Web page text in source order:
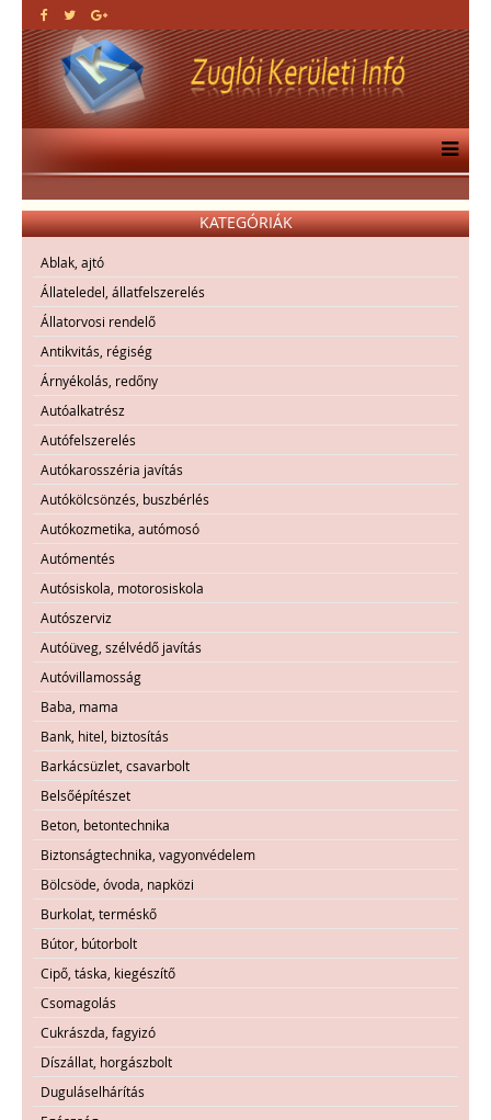
KATEGÓRIÁK
Ablak, ajtó
Állateledel, állatfelszerelés
Állatorvosi rendelő
Antikvitás, régiség
Árnyékolás, redőny
Autóalkatrész
Autófelszerelés
Autókarosszéria javítás
Autókölcsönzés, buszbérlés
Autókozmetika, autómosó
Autómentés
Autósiskola, motorosiskola
Autószerviz
Autóüveg, szélvédő javítás
Autóvillamosság
Baba, mama
Bank, hitel, biztosítás
Barkácsüzlet, csavarbolt
Belsőépítészet
Beton, betontechnika
Biztonságtechnika, vagyonvédelem
Bölcsöde, óvoda, napközi
Burkolat, terméskő
Bútor, bútorbolt
Cipő, táska, kiegészítő
Csomagolás
Cukrászda, fagyizó
Díszállat, horgászbolt
Duguláselhárítás